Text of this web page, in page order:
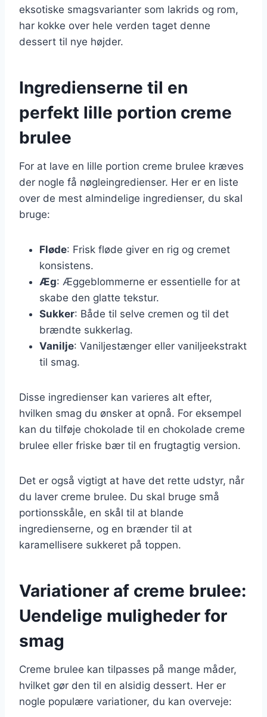
eksotiske smagsvarianter som lakrids og rom,
har kokke over hele verden taget denne
dessert til nye højder.
Ingredienserne til en
perfekt lille portion creme
brulee
For at lave en lille portion creme brulee kræves
der nogle få nøgleingredienser. Her er en liste
over de mest almindelige ingredienser, du skal
bruge:
Fløde: Frisk fløde giver en rig og cremet
konsistens.
Æg: Æggeblommerne er essentielle for at
skabe den glatte tekstur.
Sukker: Både til selve cremen og til det
brændte sukkerlag.
Vanilje: Vaniljestænger eller vaniljeekstrakt
til smag.
Disse ingredienser kan varieres alt efter,
hvilken smag du ønsker at opnå. For eksempel
kan du tilføje chokolade til en chokolade creme
brulee eller friske bær til en frugtagtig version.
Det er også vigtigt at have det rette udstyr, når
du laver creme brulee. Du skal bruge små
portionsskåle, en skål til at blande
ingredienserne, og en brænder til at
karamellisere sukkeret på toppen.
Variationer af creme brulee:
Uendelige muligheder for
smag
Creme brulee kan tilpasses på mange måder,
hvilket gør den til en alsidig dessert. Her er
nogle populære variationer, du kan overveje: